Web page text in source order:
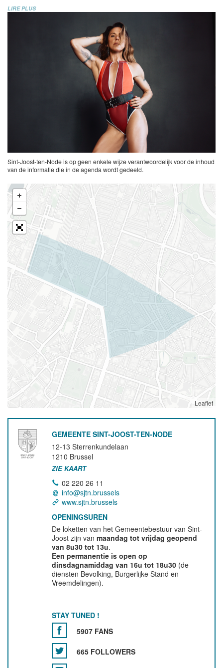
LIRE PLUS
Sint-Joost-ten-Node is op geen enkele wijze verantwoordelijk voor de inhoud
van de informatie die in de agenda wordt gedeeld.
Leaflet
GEMEENTE SINT-JOOST-TEN-NODE
12-13 Sterrenkundelaan
1210 Brussel
ZIE KAART
02 220 26 11
info@sjtn.brussels
www.sjtn.brussels
OPENINGSUREN
De loketten van het Gemeentebestuur van Sint-
Joost zijn vanmaandag tot vrijdag geopend
van 8u30 tot 13u.
Een permanentie is open op
dinsdagnamiddag van 16u tot 18u30 (de
diensten Bevolking, Burgerlijke Stand en
Vreemdelingen).
STAY TUNED !
5907 FANS
665 FOLLOWERS